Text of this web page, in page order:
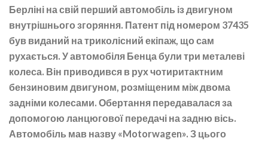
Берліні на свій перший автомобіль із двигуном
внутрішнього згоряння. Патент під номером 37435
був виданий на триколісний екіпаж, що сам
рухається. У автомобіля Бенца були три металеві
колеса. Він приводився в рух чотиритактним
бензиновим двигуном, розміщеним між двома
задніми колесами. Обертання передавалася за
допомогою ланцюгової передачі на задню вісь.
Автомобіль мав назву «Motorwagen». З цього